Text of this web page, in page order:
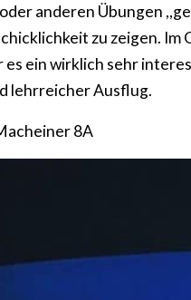
anderen Übungen
zu zeigen. Im
es ein wirklich sehr
lehrreicher Ausflug.
8A